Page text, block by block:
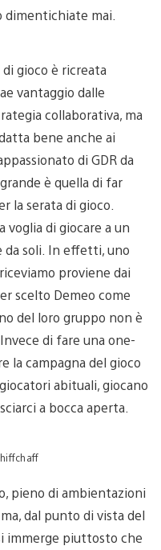
dimentichiate mai.
di gioco è ricreata
vantaggio dalle
collaborativa, ma
bene anche ai
di GDR da
è quella di far
la serata di gioco.
voglia di giocare a un
da soli. In effetti, uno
proviene dai
scelto Demeo come
del loro gruppo non è
di fare una one-
la campagna del gioco
abituali, giocano
a bocca aperta.
pieno di ambientazioni
dal punto di vista del
immerge piuttosto che